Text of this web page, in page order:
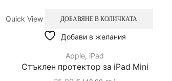
Quick View ДОБАВЯНЕ В КОЛИЧКАТА
Добави в желания
Apple, iPad
Стъклен протектор за iPad Mini